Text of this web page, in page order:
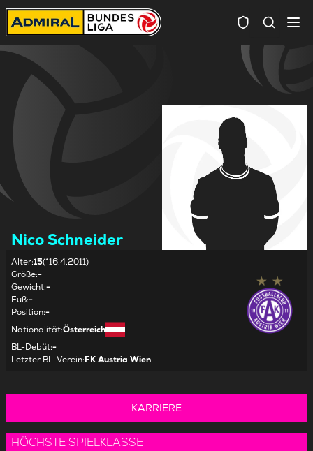
Nico Schneider
Alter:15(*16.4.2011)
Größe:-
Gewicht:-
Fuß:-
Position:-
Nationalität:Österreich
BL-Debüt:-
Letzter BL-Verein:FK Austria Wien
KARRIERE
HÖCHSTE SPIELKLASSE